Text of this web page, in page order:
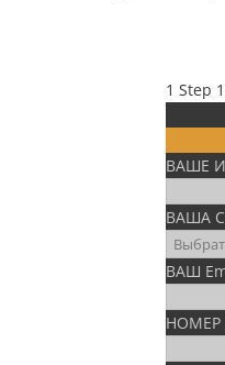
1 Step 1
ВАШЕ
ВАША
ВАШ
НОМЕР